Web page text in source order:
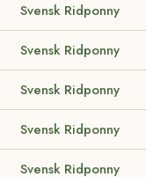
Svensk Ridponny
Svensk Ridponny
Svensk Ridponny
Svensk Ridponny
Svensk Ridponny